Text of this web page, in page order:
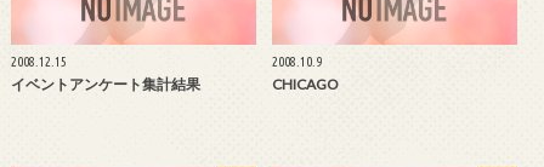
2008.12.15
イベントアンケート集計結果
2008.10.9
CHICAGO